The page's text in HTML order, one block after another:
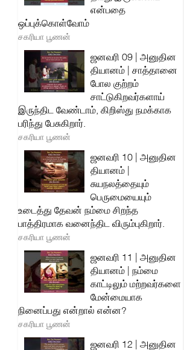
என்பதை
ஒப்புக்கொள்வோம்
சகரியா பூணன்
ஜனவரி 09 | அனுதின
தியானம் | சாத்தானை
போல குற்றம்
சாட்டுகிறவர்களாய்
இருந்திட வேண்டாம், கிறிஸ்து நமக்காக
பரிந்து பேசுகிறார்.
சகரியா பூணன்
ஜனவரி 10 | அனுதின
தியானம் |
சுயநலத்தையும்
பெருமையையும்
உடைத்து தேவன் நம்மை சிறந்த
பாத்திரமாக வனைந்திட விரும்புகிறார்.
சகரியா பூணன்
ஜனவரி 11 | அனுதின
தியானம் | நம்மை
காட்டிலும் மற்றவர்களை
மேன்மையாக
நினைப்பது என்றால் என்ன?
சகரியா பூணன்
ஜனவரி 12 | அனுதின